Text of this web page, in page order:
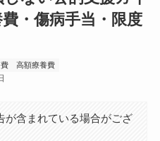
費・傷病手当・限度
費 高額療養費
が含まれている場合がござ